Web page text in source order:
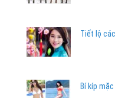
Tiết lộ
Bí kíp